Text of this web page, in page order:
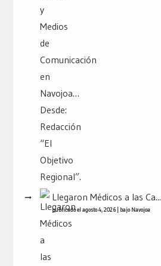
Llegaron Médicos a las Ca...
publicado el agosto 4, 2026| bajoNavojoa